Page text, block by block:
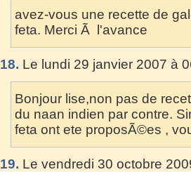
avez-vous une recette de
feta. Merci Ã l'avance
18. Le lundi 29 janvier 2007 à
Bonjour lise,non pas de
du naan indien par contre.
feta ont ete proposÃ©es ,
19. Le vendredi 30 octobre